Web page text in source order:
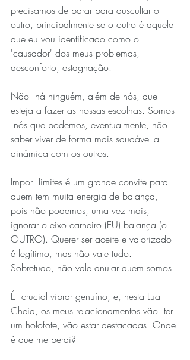
precisamos de parar para auscultar o
outro, principalmente se o outro é aquele
que eu vou identificado como o
'causador' dos meus problemas,
desconforto, estagnação.
Não  há ninguém, além de nós, que
esteja a fazer as nossas escolhas. Somos
nós que podemos, eventualmente, não
saber viver de forma mais saudável a
dinâmica com os outros.
Impor  limites é um grande convite para
quem tem muita energia de balança,
pois não podemos, uma vez mais,
ignorar o eixo carneiro (EU) balança (o
OUTRO). Querer ser aceite e valorizado
é legítimo, mas não vale tudo.
Sobretudo, não vale anular quem somos.
É  crucial vibrar genuíno, e, nesta Lua
Cheia, os meus relacionamentos vão  ter
um holofote, vão estar destacadas. Onde
é que me perdi?